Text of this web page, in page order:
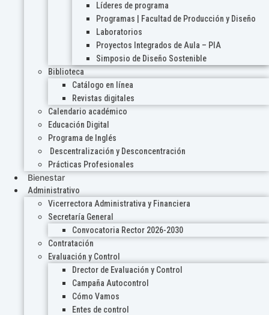
Líderes de programa
Programas | Facultad de Producción y Diseño
Laboratorios
Proyectos Integrados de Aula – PIA
Simposio de Diseño Sostenible
Biblioteca
Catálogo en línea
Revistas digitales
Calendario académico
Educación Digital
Programa de Inglés
Descentralización y Desconcentración
Prácticas Profesionales
Bienestar
Administrativo
Vicerrectora Administrativa y Financiera
Secretaría General
Convocatoria Rector 2026-2030
Contratación
Evaluación y Control
Drector de Evaluación y Control
Campaña Autocontrol
Cómo Vamos
Entes de control